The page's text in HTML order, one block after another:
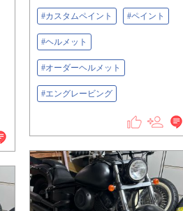
#カスタムペイント #ペイント
#ヘルメット
#オーダーヘルメット
#エングレービング